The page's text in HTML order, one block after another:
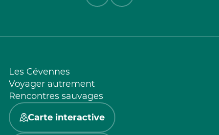
Les Cévennes
Voyager autrement
Rencontres sauvages
Carte interactive